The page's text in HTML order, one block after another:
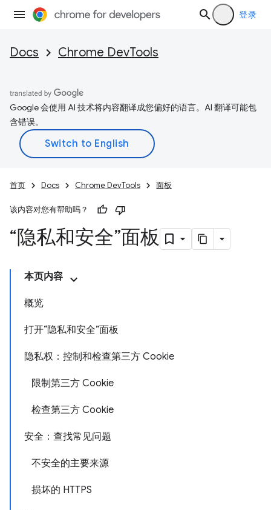
登录
Docs Chrome DevTools
Google 会使用 AI 技术将内容翻译成您偏好的语言。AI 翻译可能包
含错误。
首页 Docs Chrome DevTools 面板
该内容对您有帮助吗？
“隐私和安全”面板
本页内容
概览
打开“隐私和安全”面板
隐私权：控制和检查第三方 Cookie
限制第三方 Cookie
检查第三方 Cookie
安全：查找常见问题
不安全的主要来源
损坏的 HTTPS